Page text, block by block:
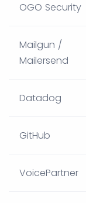
OGO Security
Mailgun /
Mailersend
Datadog
GitHub
VoicePartner